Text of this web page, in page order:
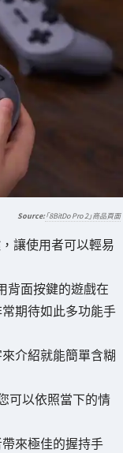
「8BitDo Pro 2」商品頁面
，讓使用者可以輕易
背面按鍵的遊戲在
期待如此多功能手
介紹就能簡單含糊
可以依照當下的情
來極佳的握持手